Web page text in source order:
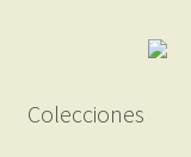
Colecciones